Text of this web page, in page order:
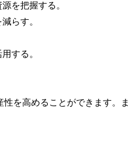
を把握する。
らす。
する。
を高めることができます。